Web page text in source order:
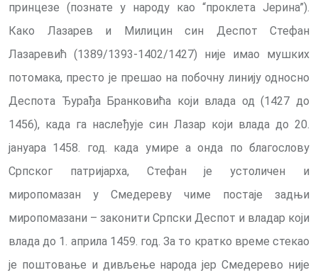
принцезе (познате у народу као “проклета Јерина”).
Како Лазарев и Милицин син Деспот Стефан
Лазаревић (1389/1393-1402/1427) није имао мушких
потомака, престо је прешао на побочну линију односно
Деспота Ђурађа Бранковића који влада од (1427 до
1456), када га наслеђује син Лазар који влада до 20.
јануара 1458. год. када умире а онда по благослову
Српског патријарха, Стефан је устоличен и
миропомазан у Смедереву чиме постаје задњи
миропомазани – законити Српски Деспот и владар који
влада до 1. априла 1459. год. За то кратко време стекао
је поштовање и дивљење народа јер Смедерево није